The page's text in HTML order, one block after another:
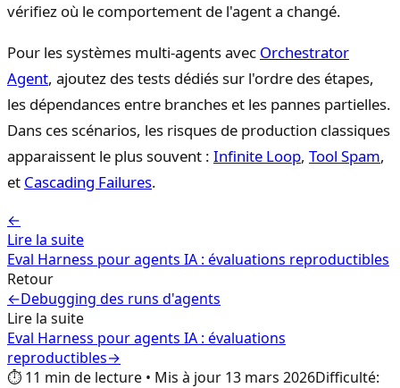
vérifiez où le comportement de l'agent a changé.
Pour les systèmes multi-agents avec Orchestrator
Agent, ajoutez des tests dédiés sur l'ordre des étapes,
les dépendances entre branches et les pannes partielles.
Dans ces scénarios, les risques de production classiques
apparaissent le plus souvent : Infinite Loop, Tool Spam,
et Cascading Failures.
←
Lire la suite
Eval Harness pour agents IA : évaluations reproductibles
Retour
←Debugging des runs d'agents
Lire la suite
Eval Harness pour agents IA : évaluations
reproductibles→
⏱️ 11 min de lecture • Mis à jour 13 mars 2026Difficulté: